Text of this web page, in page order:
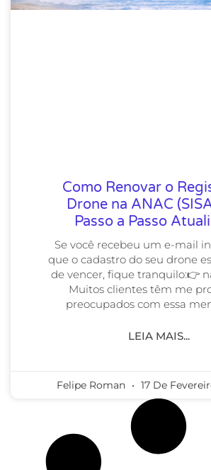
Como Renovar o
Drone na ANAC
Passo a Passo
Se você recebeu um e-mail
que o cadastro do seu drone
de vencer, fique tranquilo:👉
Muitos clientes têm me
preocupados com essa
LEIA MAIS...
Felipe Roman 17 De